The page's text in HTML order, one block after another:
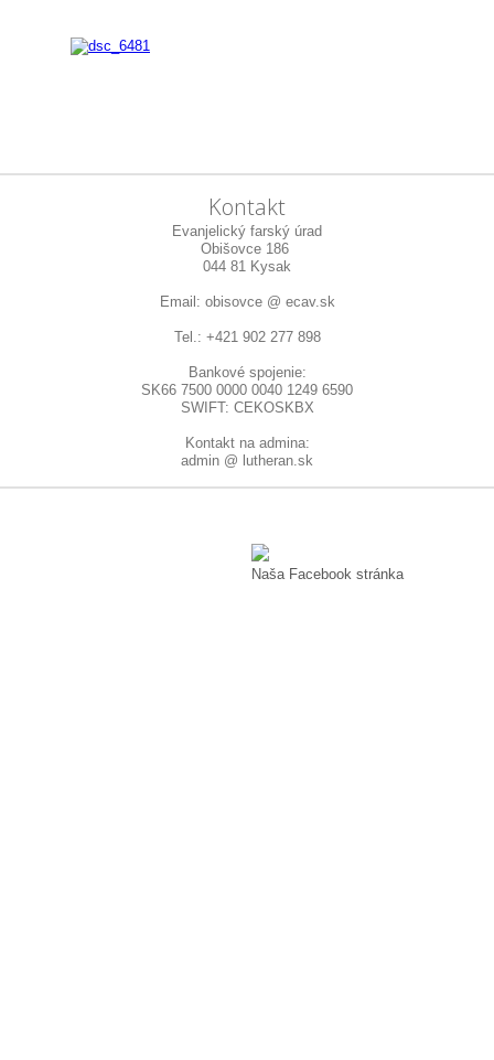
Kontakt
Evanjelický farský úrad
Obišovce 186
044 81 Kysak
Email: obisovce @ ecav.sk
Tel.: +421 902 277 898
Bankové spojenie:
SK66 7500 0000 0040 1249 6590
SWIFT: CEKOSKBX
Kontakt na admina:
admin @ lutheran.sk
Naša Facebook stránka